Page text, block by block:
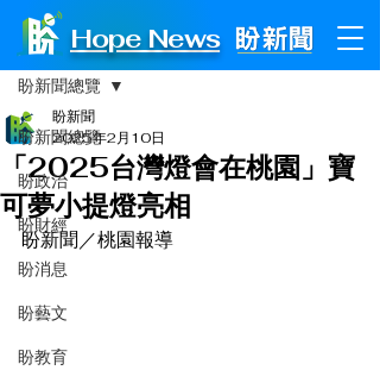
Hope News
文章
盼新聞總覽
盼政治
盼財經
盼消息
盼藝文
盼教育
盼新聞總覽
「2025台灣燈會在桃園」寶
可夢小提燈亮相
盼新聞
2025年2月10日
盼新聞／桃園報導